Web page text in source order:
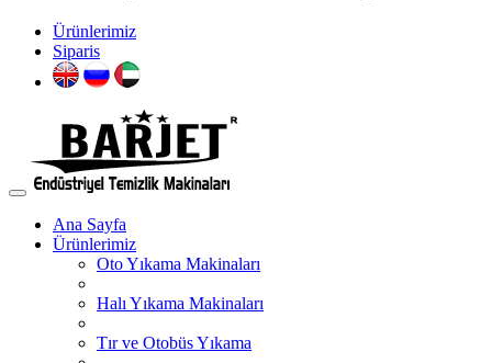
Ürünlerimiz
Siparis
Ana Sayfa
Ürünlerimiz
Oto Yıkama Makinaları
Halı Yıkama Makinaları
Tır ve Otobüs Yıkama